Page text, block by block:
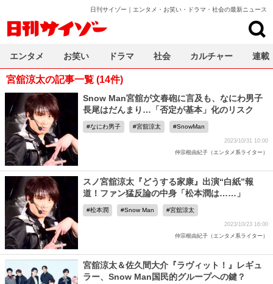
日刊サイゾー｜エンタメ・お笑い・ドラマ・社会の最新ニュース
宮舘涼太の記事一覧 (14件)
Snow Man宮舘が文春砲に言及も、なにわ男子
長尾はだんまり…「否定が基本」化のリスク
なにわ男子 宮舘涼太 SnowMan
2023/10/31 10:00
仲宗根由紀子（エンタメ系ライター）
スノ宮舘涼太『どうする家康』出演“白紙”報
道！ファン猛反論の中身「松本潤は……」
松本潤 Snow Man 宮舘涼太
2023/10/23 16:00
仲宗根由紀子（エンタメ系ライター）
宮舘涼太＆佐久間大介『ラヴィット！』レギュ
ラー、Snow Man国民的グループへの鍵？
エンタメ お笑い ドラマ 社会 カルチャー 連載